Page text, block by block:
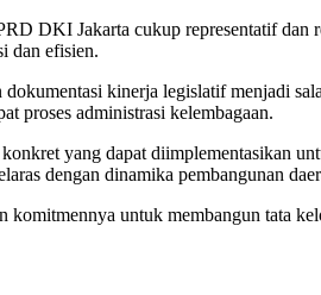
DKI Jakarta cukup representatif
dan efisien.
kinerja legislatif menjadi
proses administrasi kelembagaan.
yang dapat
dengan dinamika pembangunan
untuk membangun tata